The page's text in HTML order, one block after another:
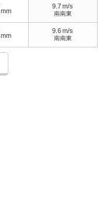
mm
9.7 m/s
南南東
mm
9.6 m/s
南南東